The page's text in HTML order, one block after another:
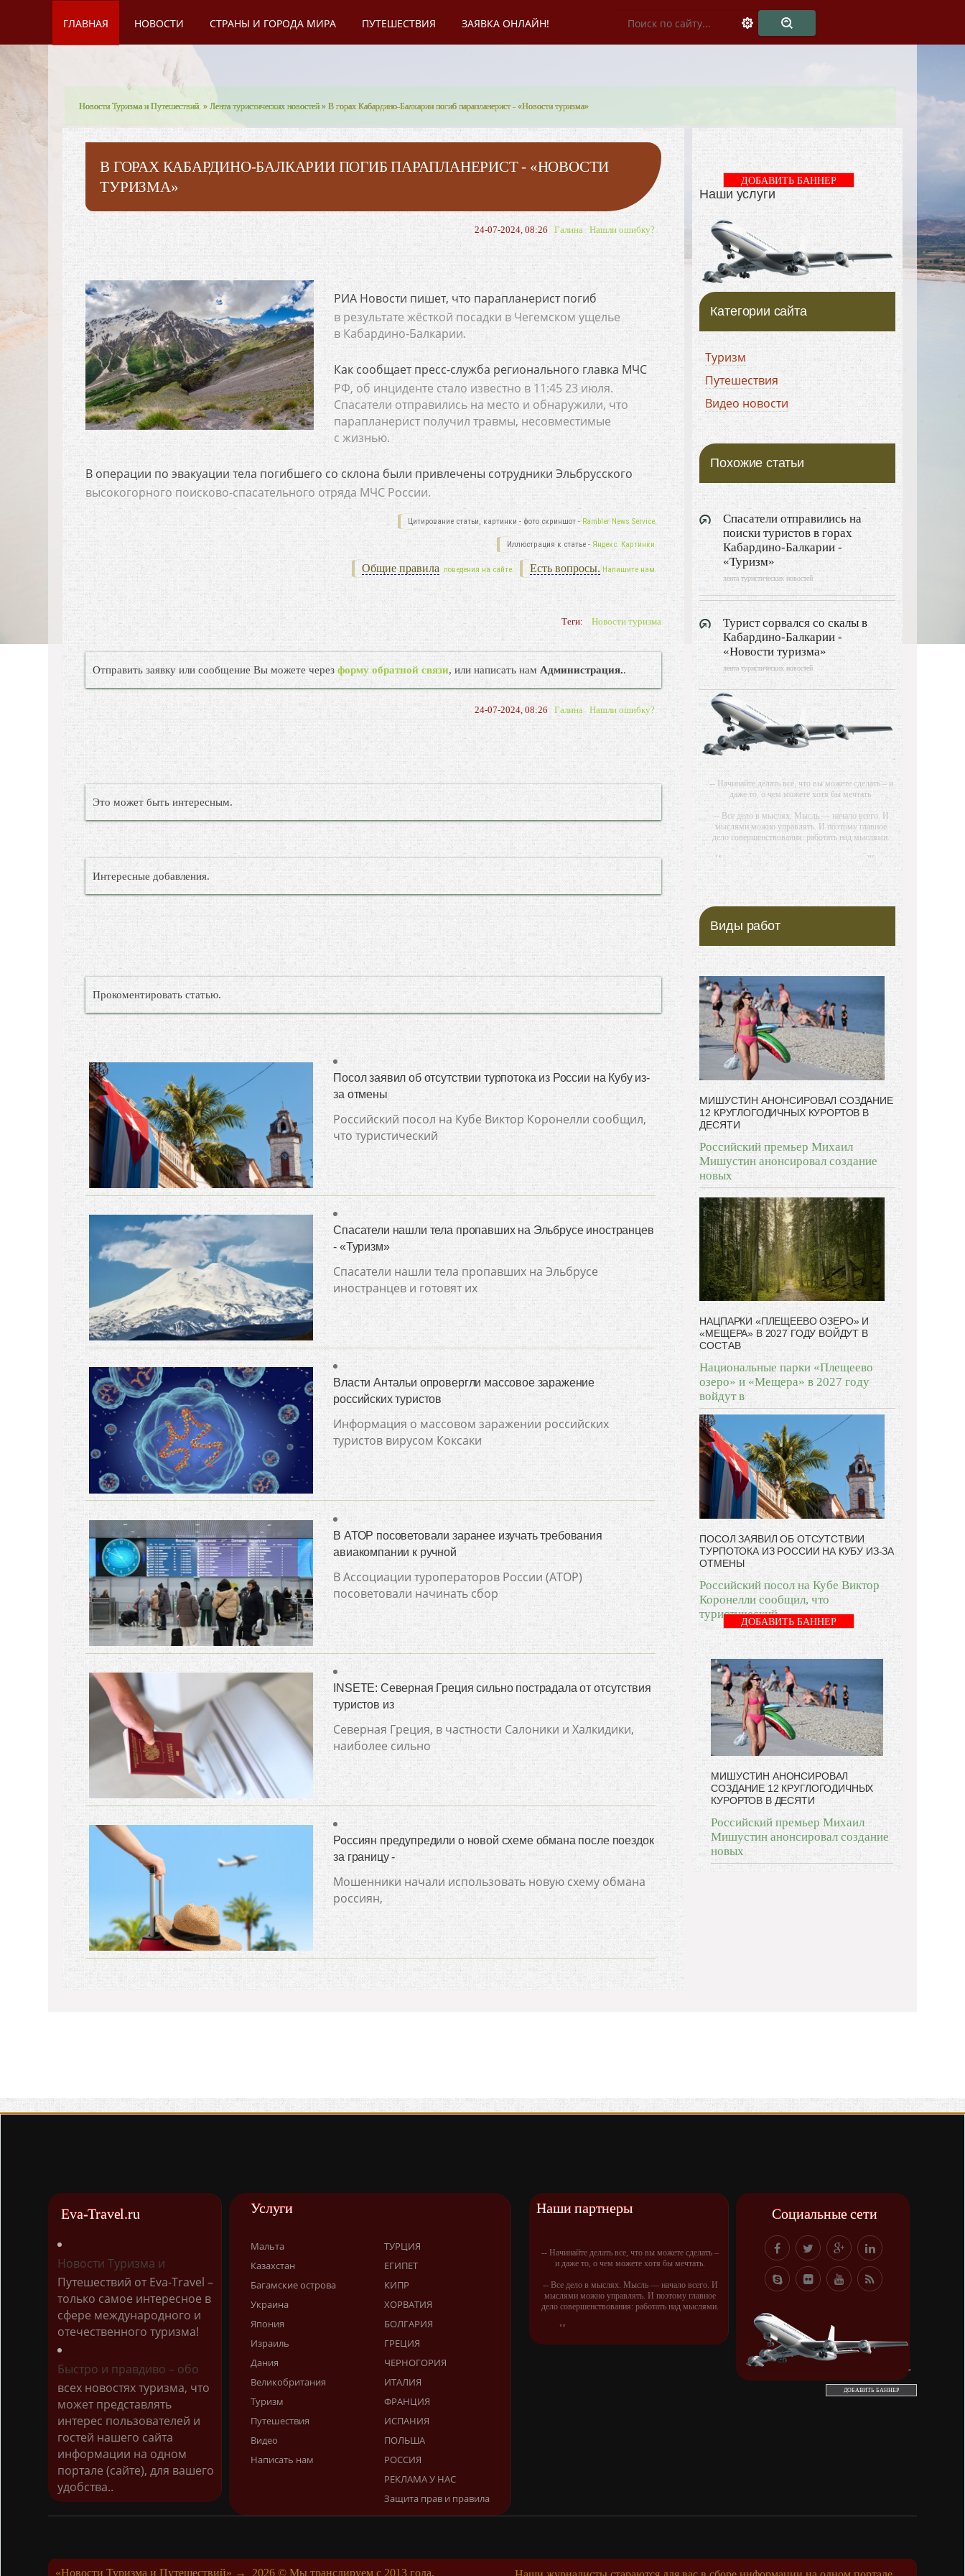
ГЛАВНАЯ НОВОСТИ СТРАНЫ И ГОРОДА МИРА ПУТЕШЕСТВИЯ ЗАЯВКА ОНЛАЙН!
Новости Туризма и Путешествий. »Лента туристических новостей » В горах Кабардино-Балкарии погиб парапланерист - «Новости туризма»
В ГОРАХ КАБАРДИНО-БАЛКАРИИ ПОГИБ ПАРАПЛАНЕРИСТ - «НОВОСТИ
ТУРИЗМА»
24-07-2024, 08:26 Галина Нашли ошибку?
РИА Новости пишет, что парапланерист погиб
в результате жёсткой посадки в Чегемском ущелье
в Кабардино-Балкарии.
Как сообщает пресс-служба регионального главка МЧС
РФ, об инциденте стало известно в 11:45 23 июля.
Спасатели отправились на место и обнаружили, что
парапланерист получил травмы, несовместимые
с жизнью.
В операции по эвакуации тела погибшего со склона были привлечены сотрудники Эльбрусского
высокогорного поисково-спасательного отряда МЧС России.
Цитирование статьи, картинки - фото скриншот - Rambler News Service.
Иллюстрация к статье - Яндекс. Картинки.
Есть вопросы. Напишите нам.
Общие правила поведения на сайте.
Теги: Новости туризма
Отправить заявку или сообщение Вы можете черезформу обратной связи, или написать намАдминистрация..
24-07-2024, 08:26 Галина Нашли ошибку?
Это может быть интересным.
Интересные добавления.
Прокоментировать статью.
Посол заявил об отсутствии турпотока из России на Кубу из-
за отмены
Российский посол на Кубе Виктор Коронелли сообщил,
что туристический
Спасатели нашли тела пропавших на Эльбрусе иностранцев
- «Туризм»
Спасатели нашли тела пропавших на Эльбрусе
иностранцев и готовят их
Власти Антальи опровергли массовое заражение
российских туристов
Информация о массовом заражении российских
туристов вирусом Коксаки
В АТОР посоветовали заранее изучать требования
авиакомпании к ручной
В Ассоциации туроператоров России (АТОР)
посоветовали начинать сбор
INSETE: Северная Греция сильно пострадала от отсутствия
туристов из
Северная Греция, в частности Салоники и Халкидики,
наиболее сильно
Россиян предупредили о новой схеме обмана после поездок
за границу -
Мошенники начали использовать новую схему обмана
россиян,
Наши услуги
ДОБАВИТЬ БАННЕР
Категории сайта
Туризм
Путешествия
Видео новости
Похожие статьи
Спасатели отправились на
поиски туристов в горах
Кабардино-Балкарии -
«Туризм»
лента туристических новостей
Турист сорвался со скалы в
Кабардино-Балкарии -
«Новости туризма»
лента туристических новостей
-- Начинайте делать все, что вы можете сделать – и
даже то, о чем можете хотя бы мечтать.
-- Все дело в мыслях. Мысль — начало всего. И
мыслями можно управлять. И поэтому главное
дело совершенствования: работать над мыслями.
-- Идите уверенно по направлению к мечте. Живите
той жизнью, которую вы сами себе придумали.
-- Самое большое богатство — это ум. Самая
большая нищета — глупость. Из всех страхов
-- Лучшее, что можно сделать с хорошим советом,
это пропустить его мимо ушей. Он никогда не
бывает полезен никому, кроме того, кто его дал.
-- Люблю давать советы и очень не люблю, когда их
дают мне.
Виды работ
МИШУСТИН АНОНСИРОВАЛ СОЗДАНИЕ
12 КРУГЛОГОДИЧНЫХ КУРОРТОВ В
ДЕСЯТИ
Российский премьер Михаил
Мишустин анонсировал создание
новых
НАЦПАРКИ «ПЛЕЩЕЕВО ОЗЕРО» И
«МЕЩЕРА» В 2027 ГОДУ ВОЙДУТ В
СОСТАВ
Национальные парки «Плещеево
озеро» и «Мещера» в 2027 году
войдут в
ПОСОЛ ЗАЯВИЛ ОБ ОТСУТСТВИИ
ТУРПОТОКА ИЗ РОССИИ НА КУБУ ИЗ-ЗА
ОТМЕНЫ
Российский посол на Кубе Виктор
Коронелли сообщил, что
туристический
ДОБАВИТЬ БАННЕР
МИШУСТИН АНОНСИРОВАЛ
СОЗДАНИЕ 12 КРУГЛОГОДИЧНЫХ
КУРОРТОВ В ДЕСЯТИ
Российский премьер Михаил
Мишустин анонсировал создание
новых
Eva-Travel.ru
Новости Туризма и
Путешествий от Eva-Travel –
только самое интересное в
сфере международного и
отечественного туризма!
Быстро и правдиво – обо
всех новостях туризма, что
может представлять
интерес пользователей и
гостей нашего сайта
информации на одном
портале (сайте), для вашего
удобства..
Услуги
Мальта
Казахстан
Багамские острова
Украина
Япония
Израиль
Дания
Великобритания
Туризм
Путешествия
Видео
Написать нам
ТУРЦИЯ
ЕГИПЕТ
КИПР
ХОРВАТИЯ
БОЛГАРИЯ
ГРЕЦИЯ
ЧЕРНОГОРИЯ
ИТАЛИЯ
ФРАНЦИЯ
ИСПАНИЯ
ПОЛЬША
РОССИЯ
РЕКЛАМА У НАС
Защита прав и правила
Наши партнеры
-- Начинайте делать все, что вы можете сделать –
и даже то, о чем можете хотя бы мечтать.
-- Все дело в мыслях. Мысль — начало всего. И
мыслями можно управлять. И поэтому главное
дело совершенствования: работать над мыслями.
-- Идите уверенно по направлению к мечте.
Социальные сети
ДОБАВИТЬ БАННЕР
«Новости Туризма и Путешествий» → 2026 © Мы транслируем с 2013 года,